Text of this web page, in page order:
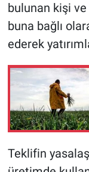
bulunan kişi ve
buna bağlı
ederek
Teklifin